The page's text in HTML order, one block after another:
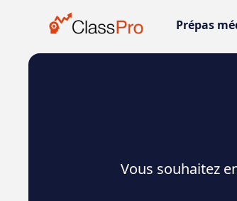
Prépas
Vous souhaitez